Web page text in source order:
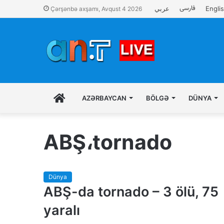
Çərşənbə axşamı, Avqust 4 2026 عربي فارسی
İLK AZƏRBAYCAN BÖLGƏ DÜNYA
ABŞ،tornado
Dünya
ABŞ-da tornado – 3 ölü, 75
yaralı